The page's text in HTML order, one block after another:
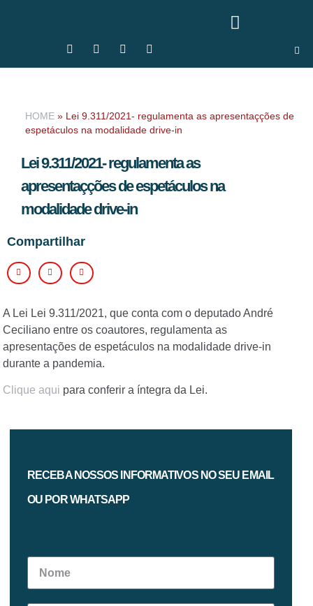
HOME » Lei 9.311/2021- regulamenta as apresentaçções de
espetáculos na modalidade drive-in
Lei 9.311/2021- regulamenta as
apresentaçções de espetáculos na
modalidade drive-in
Compartilhar
A Lei Lei 9.311/2021, que conta com o deputado André
Ceciliano entre os coautores, regulamenta as
apresentações de espetáculos na modalidade drive-in
durante a pandemia.
Clique aqui para conferir a íntegra da Lei.
RECEBA NOSSOS INFORMATIVOS NO SEU EMAIL
OU POR WHATSAPP